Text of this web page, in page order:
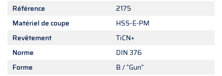
Référence
2175
Matériel de coupe
HSS-E-PM
Revêtement
TiCN+
Norme
DIN 376
Forme
B / "Gun"